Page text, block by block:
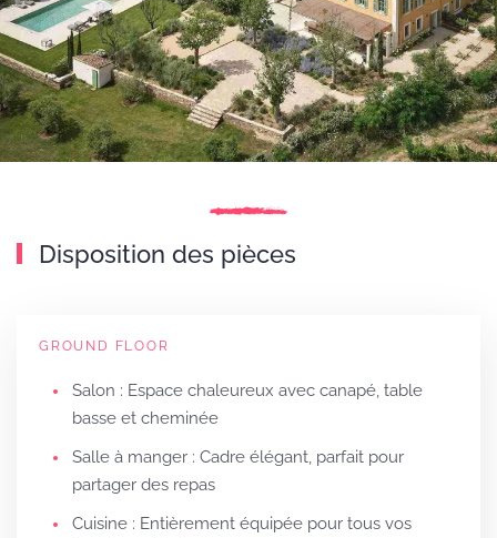
Disposition des pièces
GROUND FLOOR
Salon : Espace chaleureux avec canapé, table
basse et cheminée
Salle à manger : Cadre élégant, parfait pour
partager des repas
Cuisine : Entièrement équipée pour tous vos